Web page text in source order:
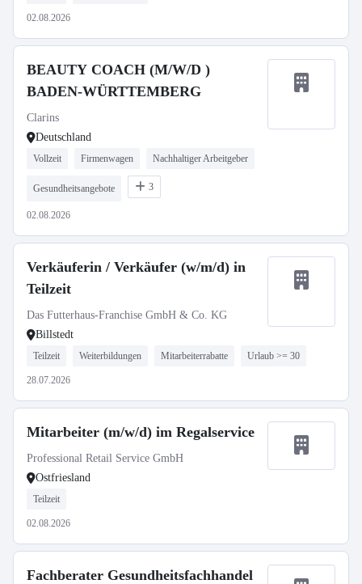
02.08.2026
BEAUTY COACH (M/W/D )
BADEN-WÜRTTEMBERG
Clarins
Deutschland
Vollzeit Firmenwagen Nachhaltiger Arbeitgeber
Gesundheitsangebote 3
02.08.2026
Verkäuferin / Verkäufer (w/m/d) in
Teilzeit
Das Futterhaus-Franchise GmbH & Co. KG
Billstedt
Teilzeit Weiterbildungen Mitarbeiterrabatte Urlaub >= 30
28.07.2026
Mitarbeiter (m/w/d) im Regalservice
Professional Retail Service GmbH
Ostfriesland
Teilzeit
02.08.2026
Fachberater Gesundheitsfachhandel